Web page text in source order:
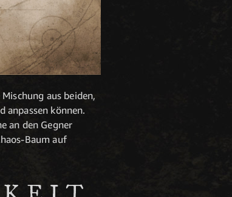
aus beiden,
anpassen können.
an den Gegner
Baum auf